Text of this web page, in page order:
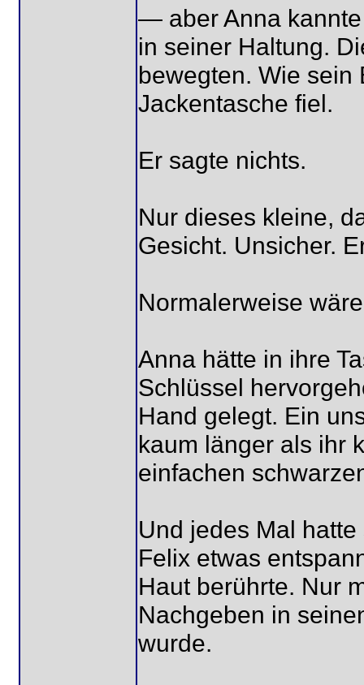
— aber Anna
in seiner Haltung.
bewegten. Wie sein
Jackentasche fiel.
Er sagte nichts.
Nur dieses kleine,
Gesicht. Unsicher.
Normalerweise
Anna hätte in ihre
Schlüssel
Hand gelegt. Ein
kaum länger als ihr
einfachen
Und jedes Mal
Felix etwas
Haut berührte. Nur
Nachgeben in
wurde.